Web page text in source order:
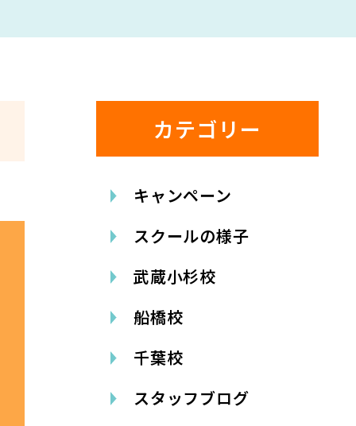
カテゴリー
キャンペーン
スクールの様子
武蔵小杉校
船橋校
千葉校
スタッフブログ